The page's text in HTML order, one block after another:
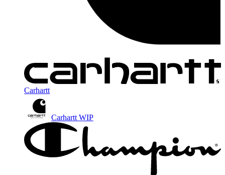
Carhartt
Carhartt WIP